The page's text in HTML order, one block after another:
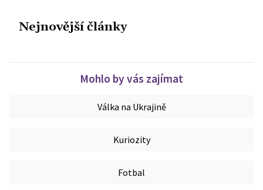
Nejnovější články
Mohlo by vás zajímat
Válka na Ukrajině
Kuriozity
Fotbal